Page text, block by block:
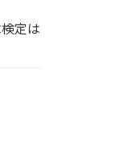
定は